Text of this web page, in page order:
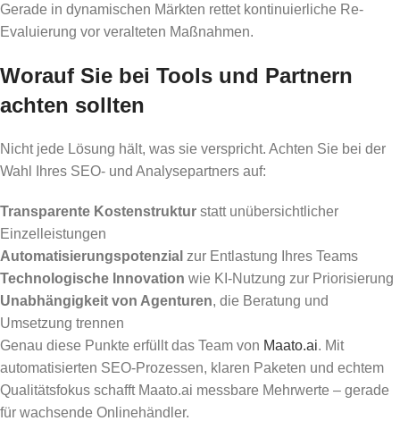
Gerade in dynamischen Märkten rettet kontinuierliche Re-
Evaluierung vor veralteten Maßnahmen.
Worauf Sie bei Tools und Partnern
achten sollten
Nicht jede Lösung hält, was sie verspricht. Achten Sie bei der
Wahl Ihres SEO- und Analysepartners auf:
Transparente Kostenstruktur statt unübersichtlicher
Einzelleistungen
Automatisierungspotenzial zur Entlastung Ihres Teams
Technologische Innovation wie KI-Nutzung zur Priorisierung
Unabhängigkeit von Agenturen, die Beratung und
Umsetzung trennen
Genau diese Punkte erfüllt das Team von Maato.ai. Mit
automatisierten SEO-Prozessen, klaren Paketen und echtem
Qualitätsfokus schafft Maato.ai messbare Mehrwerte – gerade
für wachsende Onlinehändler.